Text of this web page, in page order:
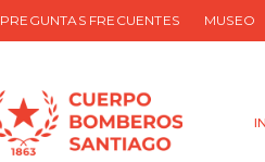
PREGUNTAS FRECUENTES MUSEO